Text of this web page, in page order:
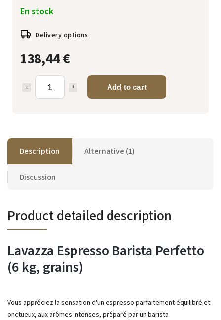
138,44 €
Add to cart
En stock
Delivery options
Description Alternative (1)
Discussion
Product detailed description
Lavazza Espresso Barista Perfetto
(6 kg, grains)
Vous appréciez la sensation d'un espresso parfaitement équilibré et
onctueux, aux arômes intenses, préparé par un barista